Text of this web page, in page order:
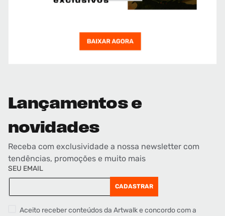
Lançamentos e
novidades
Receba com exclusividade a nossa newsletter com
tendências, promoções e muito mais
SEU EMAIL
CADASTRAR
Aceito receber conteúdos da Artwalk e concordo com a